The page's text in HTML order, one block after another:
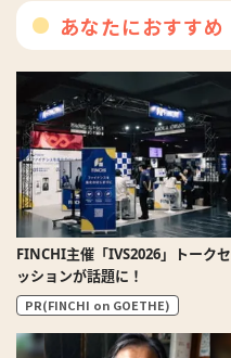
あなたにおすすめ
FINCHI主催「IVS2026」トークセ
ッションが話題に！
PR(FINCHI on GOETHE)